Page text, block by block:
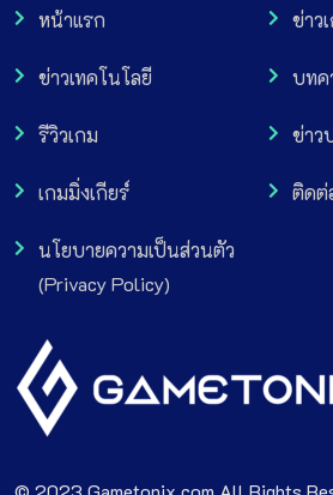
หน้าแรก ข่าว
ข่าวเทคโนโลยี บทค
รีวิวเกม ข่าว
เกมมิ่งเกียร์ ติดต่
นโยบายความเป็นส่วนตัว
(Privacy Policy)